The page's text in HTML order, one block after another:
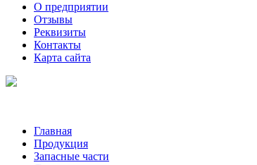
О предприятии
Отзывы
Реквизиты
Контакты
Карта сайта
Главная
Продукция
Запасные части